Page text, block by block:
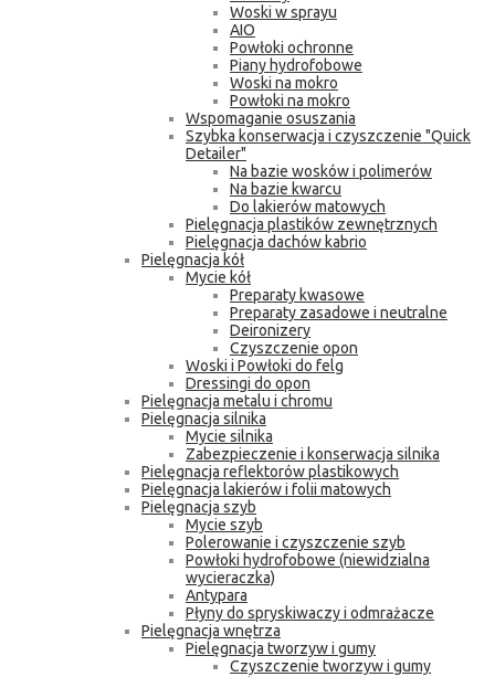
Woski w sprayu
AIO
Powłoki ochronne
Piany hydrofobowe
Woski na mokro
Powłoki na mokro
Wspomaganie osuszania
Szybka konserwacja i czyszczenie "Quick
Detailer"
Na bazie wosków i polimerów
Na bazie kwarcu
Do lakierów matowych
Pielęgnacja plastików zewnętrznych
Pielęgnacja dachów kabrio
Pielęgnacja kół
Mycie kół
Preparaty kwasowe
Preparaty zasadowe i neutralne
Deironizery
Czyszczenie opon
Woski i Powłoki do felg
Dressingi do opon
Pielęgnacja metalu i chromu
Pielęgnacja silnika
Mycie silnika
Zabezpieczenie i konserwacja silnika
Pielęgnacja reflektorów plastikowych
Pielęgnacja lakierów i folii matowych
Pielęgnacja szyb
Mycie szyb
Polerowanie i czyszczenie szyb
Powłoki hydrofobowe (niewidzialna
wycieraczka)
Antypara
Płyny do spryskiwaczy i odmrażacze
Pielęgnacja wnętrza
Pielęgnacja tworzyw i gumy
Czyszczenie tworzyw i gumy